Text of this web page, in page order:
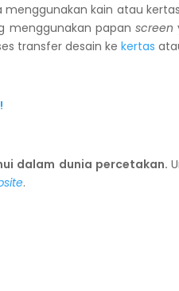
kain atau
menggunakan papanscreen
transfer desain ke kertas
dalam dunia percetakan.
.